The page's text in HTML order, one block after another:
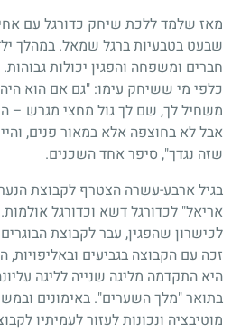
מאז שלמד ללכת שיחק כדורגל עם
שבעט בטבעיות ברגל שמאל. במהלך
חברים ומשפחה והפגין יכולות
כלפי מי ששיחק עימו: "גם אם הוא
משחיל לך, שם לך גול מחצי מגרש –
אבל לא בחוצפה אלא במאור פנים,
שזה נגדך", סיפר אחד השכנים.
בגיל ארבע-עשרה הצטרף לקבוצת
אריאל" לכדורגל דשא וכדורגל
לכישרון שהפגין, עבר לקבוצת
זכה עם הקבוצה בגביעים ובאליפויות,
היא התקדמה מליגה שנייה לליגה
בתואר "מלך השערים". באימונים
מוטיבציה ונכונות לעזור לעמיתיו